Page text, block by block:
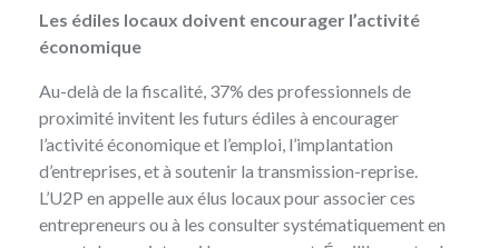
Les édiles locaux doivent encourager l’activité
économique
Au-delà de la fiscalité, 37% des professionnels de
proximité invitent les futurs édiles à encourager
l’activité économique et l’emploi, l’implantation
d’entreprises, et à soutenir la transmission-reprise.
L’U2P en appelle aux élus locaux pour associer ces
entrepreneurs ou à les consulter systématiquement en